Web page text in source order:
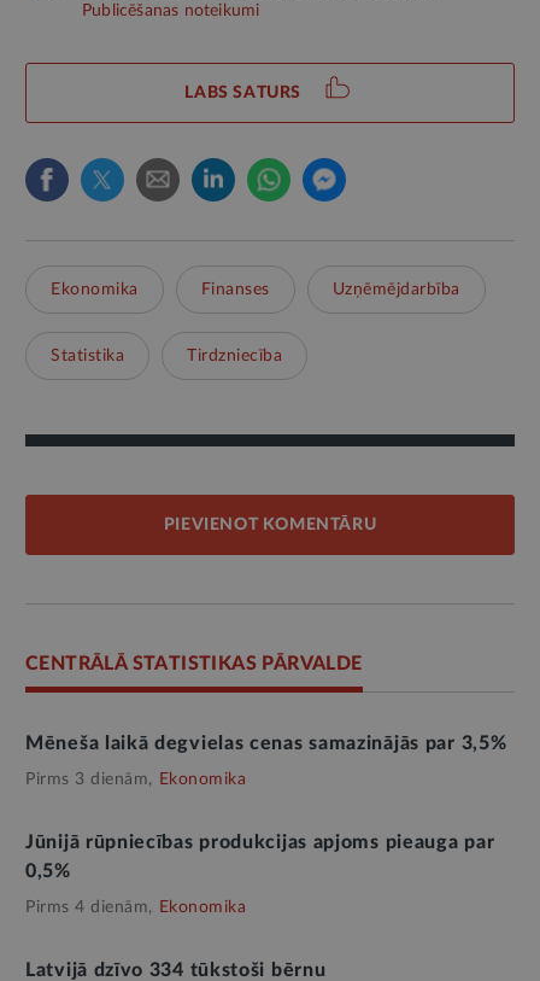
Publicēšanas noteikumi
LABS SATURS
Ekonomika Finanses Uzņēmējdarbība
Statistika Tirdzniecība
PIEVIENOT KOMENTĀRU
CENTRĀLĀ STATISTIKAS PĀRVALDE
Mēneša laikā degvielas cenas samazinājās par 3,5%
Pirms 3 dienām, Ekonomika
Jūnijā rūpniecības produkcijas apjoms pieauga par
0,5%
Pirms 4 dienām, Ekonomika
Latvijā dzīvo 334 tūkstoši bērnu